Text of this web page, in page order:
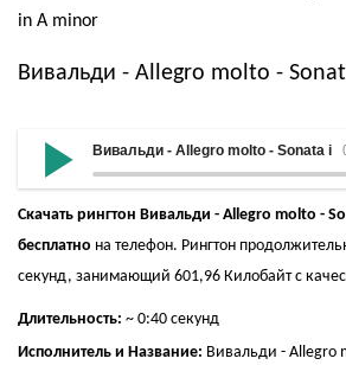
in A minor
Вивальди - Allegro molto -
Вивальди - Allegro molto - Sonata in
Скачать рингтон Вивальди - Allegro molto -
бесплатно на телефон. Рингтон
секунд, занимающий 601,96 Килобайт с
Длительность: ~ 0:40 секунд
Исполнитель и Название: Вивальди - Allegro